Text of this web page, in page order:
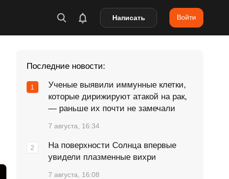
Написать Войти
Последние новости:
Ученые выявили иммунные клетки,
которые дирижируют атакой на рак,
— раньше их почти не замечали
7 августа, 16:34
На поверхности Солнца впервые
увидели плазменные вихри
7 августа, 16:08